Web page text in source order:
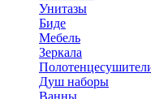
Унитазы
Биде
Мебель
Зеркала
Душ наборы
Ванны